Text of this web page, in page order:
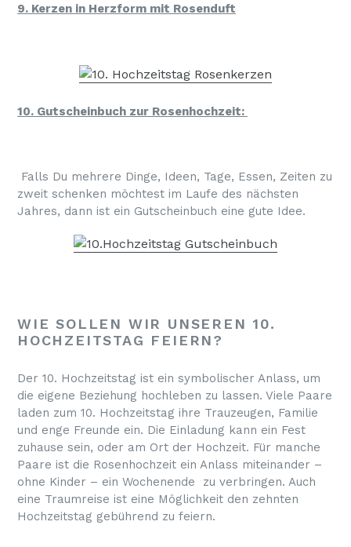
9. Kerzen in Herzform mit Rosenduft
10. Gutscheinbuch zur Rosenhochzeit:
Falls Du mehrere Dinge, Ideen, Tage, Essen, Zeiten zu
zweit schenken möchtest im Laufe des nächsten
Jahres, dann ist ein Gutscheinbuch eine gute Idee.
WIE SOLLEN WIR UNSEREN 10.
HOCHZEITSTAG FEIERN?
Der 10. Hochzeitstag ist ein symbolischer Anlass, um
die eigene Beziehung hochleben zu lassen. Viele Paare
laden zum 10. Hochzeitstag ihre Trauzeugen, Familie
und enge Freunde ein. Die Einladung kann ein Fest
zuhause sein, oder am Ort der Hochzeit. Für manche
Paare ist die Rosenhochzeit ein Anlass miteinander –
ohne Kinder – ein Wochenende zu verbringen. Auch
eine Traumreise ist eine Möglichkeit den zehnten
Hochzeitstag gebührend zu feiern.